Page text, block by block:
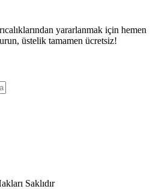
yararlanmak için hemen
üstelik tamamen ücretsiz!
Saklıdır